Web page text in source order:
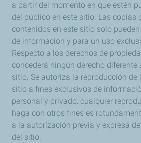
a partir del momento en que estén
del público en este sitio. Las copias
contenidos en este sitio solo
de información y para un uso
Respecto a los derechos de
concederá ningún derecho diferente
sitio. Se autoriza la reproducción de
sitio a fines exclusivos de
personal y privado: cualquier
haga con otros fines es
a la autorización previa y expresa
del sitio.